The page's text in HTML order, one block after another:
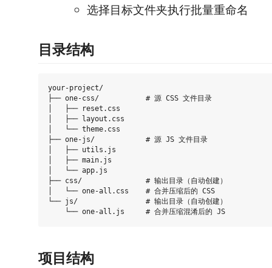
选择目标文件夹执行批量重命名
目录结构
your-project/
├── one-css/           # 源 CSS 文件目录
│   ├── reset.css
│   ├── layout.css
│   └── theme.css
├── one-js/            # 源 JS 文件目录
│   ├── utils.js
│   ├── main.js
│   └── app.js
├── css/               # 输出目录（自动创建）
│   └── one-all.css    # 合并压缩后的 CSS
└── js/                # 输出目录（自动创建）
项目结构